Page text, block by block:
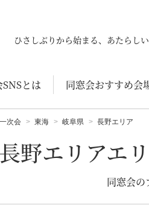
ひさしぶりから始まる、あたらし
とは 同窓会おすすめ会
一次会 東海 岐阜県 長野エリア
長野エリアエ
同窓会の